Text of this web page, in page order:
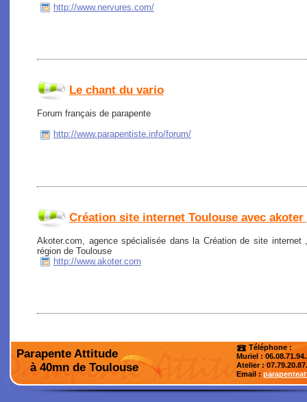
http://www.nervures.com/
Le chant du vario
Forum français de parapente
http://www.parapentiste.info/forum/
Création site internet Toulouse avec
Akoter.com, agence spécialisée dans la Création de site
région de Toulouse
http://www.akoter.com
Parapente Attitude
à 40mn de Toulouse
Téléphone :
Muriel :
Atelier:
Email :